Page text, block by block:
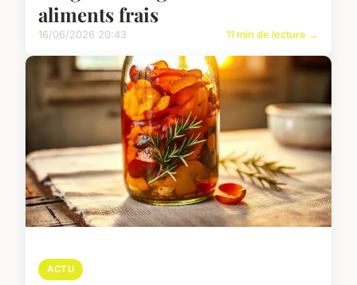
aliments frais
16/06/2026 20:43 11 min de lecture →
ACTU